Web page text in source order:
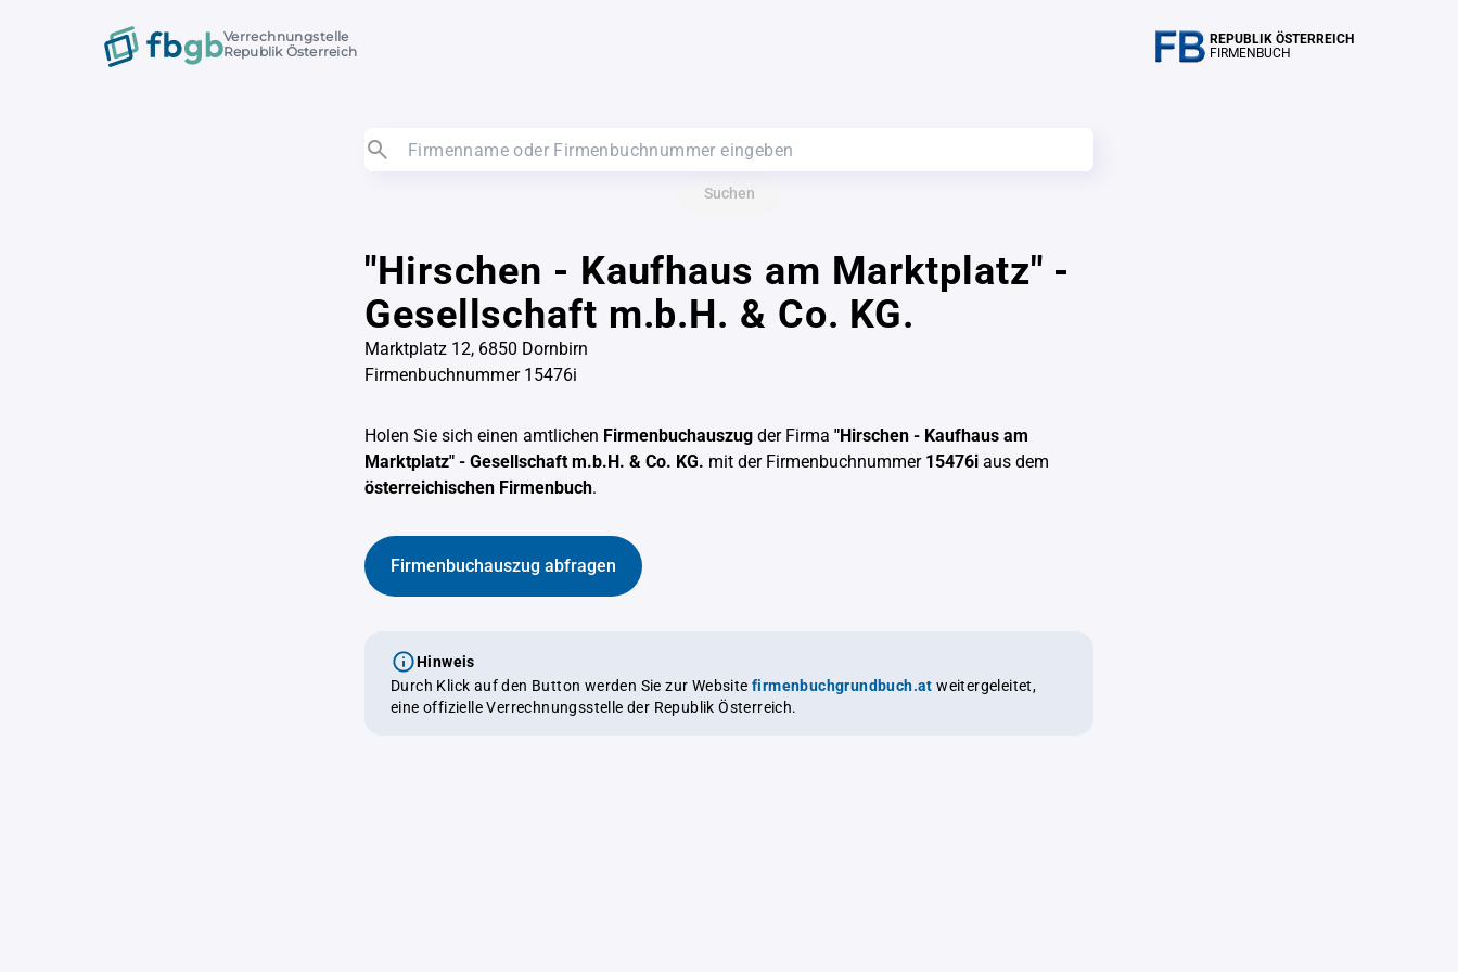
Verrechnungstelle
Republik Österreich
REPUBLIK ÖSTERREICH
FIRMENBUCH
Suchen
"Hirschen - Kaufhaus am Marktplatz" -
Gesellschaft m.b.H. & Co. KG.
Marktplatz 12, 6850 Dornbirn
Firmenbuchnummer 15476i
Holen Sie sich einen amtlichen Firmenbuchauszug der Firma "Hirschen - Kaufhaus am
Marktplatz" - Gesellschaft m.b.H. & Co. KG. mit der Firmenbuchnummer 15476i aus dem
österreichischen Firmenbuch.
Firmenbuchauszug abfragen
Hinweis
Durch Klick auf den Button werden Sie zur Website firmenbuchgrundbuch.at weitergeleitet,
eine offizielle Verrechnungsstelle der Republik Österreich.